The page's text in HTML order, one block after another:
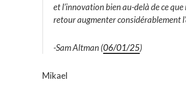
et l’innovation bien au-delà de ce
retour augmenter considérablement
-Sam Altman (06/01/25)
Mikael